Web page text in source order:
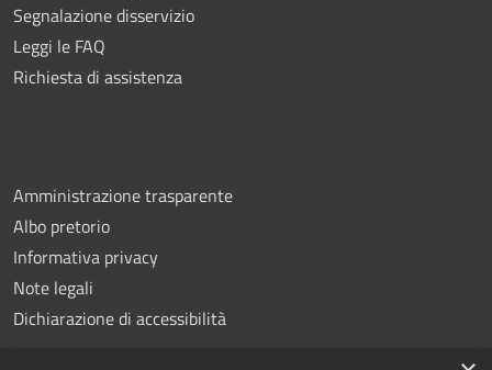
Segnalazione disservizio
Leggi le FAQ
Richiesta di assistenza
Amministrazione trasparente
Albo pretorio
Informativa privacy
Note legali
Dichiarazione di accessibilità